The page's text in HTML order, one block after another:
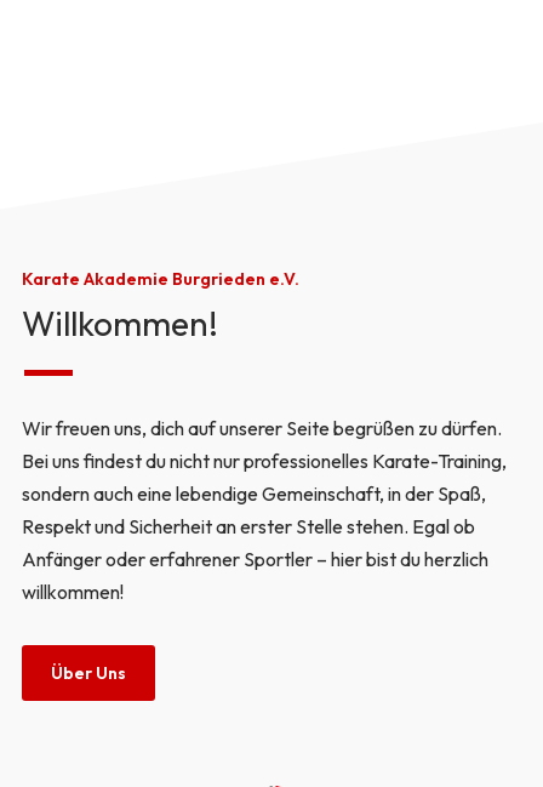
Karate Akademie Burgrieden e.V.
Willkommen!
Wir freuen uns, dich auf unserer Seite begrüßen zu dürfen.
Bei uns findest du nicht nur professionelles Karate-Training,
sondern auch eine lebendige Gemeinschaft, in der Spaß,
Respekt und Sicherheit an erster Stelle stehen. Egal ob
Anfänger oder erfahrener Sportler – hier bist du herzlich
willkommen!
Über Uns